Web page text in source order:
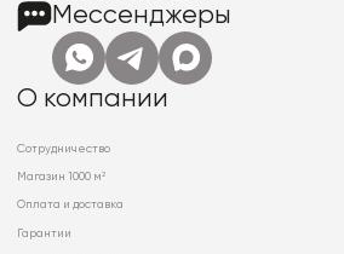
Мессенджеры
О компании
Сотрудничество
Магазин 1000 м²
Оплата и доставка
Гарантии